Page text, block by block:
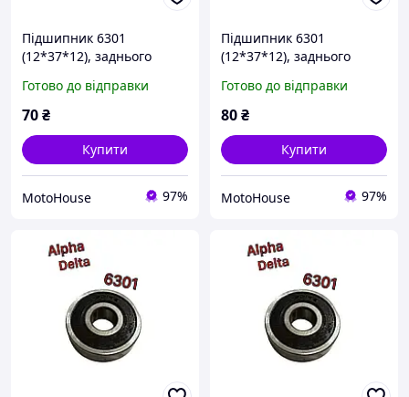
Підшипник 6301
(12*37*12), заднього
Готово до відправки
70₴
Купити
MotoHouse 97%
Підшипник 6301
(12*37*12), заднього
KOYO
Готово до відправки
80₴
Купити
MotoHouse 97%